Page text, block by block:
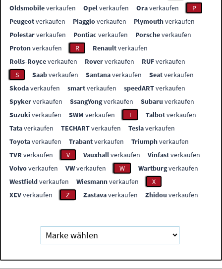
Oldsmobileverkaufen Opelverkaufen Oraverkaufen
P
Peugeotverkaufen Piaggioverkaufen Plymouthverkaufen
Polestarverkaufen Pontiac verkaufen Porscheverkaufen
Protonverkaufen R Renaultverkaufen
Rolls-Royceverkaufen Roververkaufen RUFverkaufen
S
Saabverkaufen Santanaverkaufen Seatverkaufen
Skodaverkaufen smartverkaufen speedARTverkaufen
Spykerverkaufen SsangYongverkaufen Subaru verkaufen
Suzuki verkaufen SWM verkaufen T Talbotverkaufen
Tataverkaufen TECHARTverkaufen Teslaverkaufen
Toyotaverkaufen Trabantverkaufen Triumphverkaufen
TVR verkaufen V Vauxhallverkaufen Vinfastverkaufen
Volvoverkaufen VWverkaufen W Wartburgverkaufen
Westfieldverkaufen Wiesmannverkaufen
X
XEVverkaufen Z Zastavaverkaufen Zhidou verkaufen